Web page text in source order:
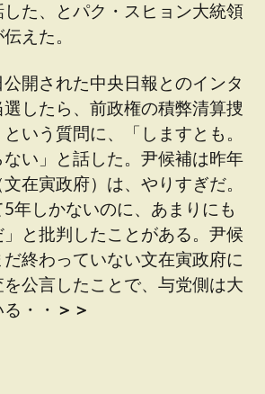
た、とパク・スヒョン大統領
えた。
開された中央日報とのインタ
したら、前政権の積弊清算捜
いう質問に、「しますとも。
ない」と話した。尹候補は昨年
在寅政府）は、やりすぎだ。
年しかないのに、あまりにも
と批判したことがある。尹候
終わっていない文在寅政府に
公言したことで、与党側は大
・・ ＞＞